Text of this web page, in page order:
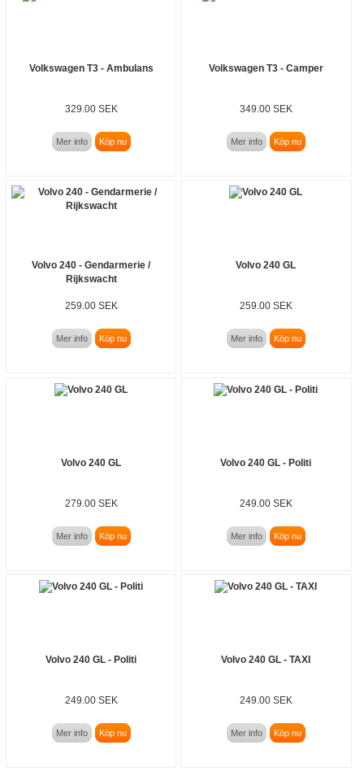
Volkswagen T3 - Ambulans
329.00 SEK
Mer info Köp nu
Volkswagen T3 - Camper
349.00 SEK
Mer info Köp nu
Volvo 240 - Gendarmerie /
Rijkswacht
259.00 SEK
Mer info Köp nu
Volvo 240 GL
259.00 SEK
Mer info Köp nu
Volvo 240 GL
279.00 SEK
Mer info Köp nu
Volvo 240 GL - Politi
249.00 SEK
Mer info Köp nu
Volvo 240 GL - Politi
249.00 SEK
Mer info Köp nu
Volvo 240 GL - TAXI
249.00 SEK
Mer info Köp nu